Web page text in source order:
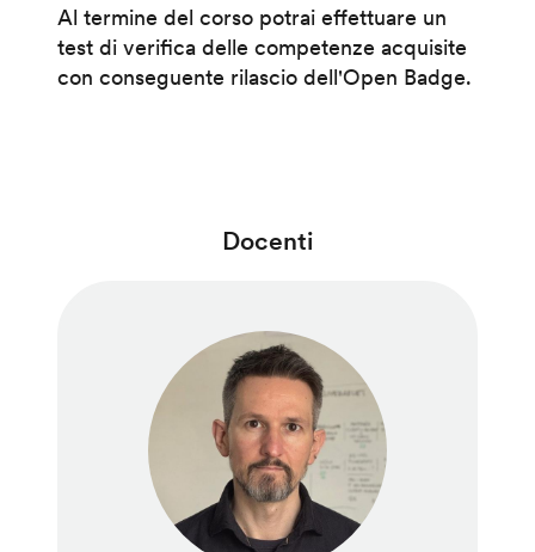
Al termine del corso potrai effettuare un
test di verifica delle competenze acquisite
con conseguente rilascio dell'Open Badge.
Docenti